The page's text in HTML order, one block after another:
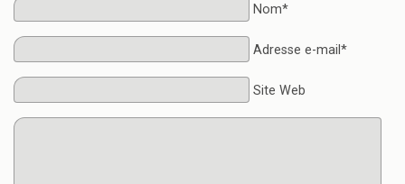
Nom*
Adresse e-mail*
Site Web